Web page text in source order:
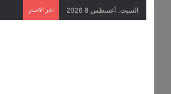
السبت, أغسطس 8 2026 اخر الاخبار